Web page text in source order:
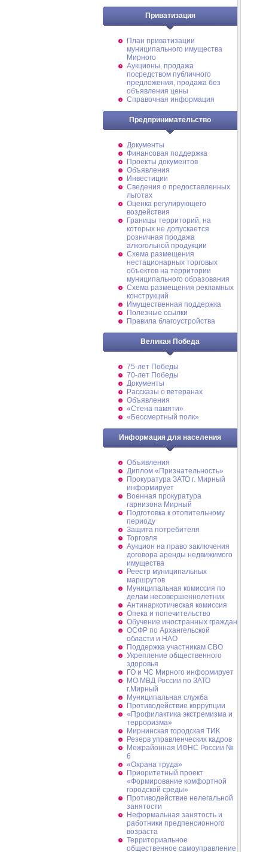
Приватизация
План приватизации
муниципального имущества
Мирного
Аукционы, продажа
посредством публичного
предложения, продажа без
объявления цены
Справочная информация
Предпринимательство
Документы
Финансовая поддержка
Проекты документов
Объявления
Инвестиции
Сведения о предоставленных
льготах
Оценка регулирующего
воздействия
Границы территорий, на
которых не допускается
розничная продажа
алкогольной продукции
Схема размещения
нестационарных торговых
объектов на территории
муниципального образования
Схема размещения рекламных
конструкций
Имущественная поддержка
Полезные ссылки
Правила благоустройства
Великая Победа
75-лет Победы
70-лет Победы
Документы
Рассказы о ветеранах
Объявления
«Стена памяти»
«Бессмертный полк»
Информация для населения
Объявления
Диплом «Признательность»
Прокуратура ЗАТО г. Мирный
информирует
Военная прокуратура
гарнизона Мирный
Подготовка к отопительному
периоду
Защита потребителя
Торговля
Аукцион на право заключения
договора аренды недвижимого
имущества
Реестр муниципальных
маршрутов
Муниципальная комиссия по
делам несовершеннолетних
Антинаркотическая комиссия
Опека и попечительство
Обучение иностранных граждан
ОСФР по Архангельской
области и НАО
Поддержка участникам СВО
Укрепление общественного
здоровья
ГО и ЧС Мирного информирует
МО МВД России по ЗАТО
г.Мирный
Муниципальная cлужба
Противодействие коррупции
«Профилактика экстремизма и
терроризма»
Мирнинская городская ТИК
Резерв управленческих кадров
Межрайонная ИФНС России №
6
«Охрана труда»
Приоритетный проект
«Формирование комфортной
городской среды»
Противодействие нелегальной
занятости
Неформальная занятость и
работники предпенсионного
возраста
Территориальное
общественное самоуправление